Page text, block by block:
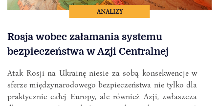
ANALIZY
Rosja wobec załamania systemu
bezpieczeństwa w Azji Centralnej
Atak Rosji na Ukrainę niesie za sobą konsekwencje w
sferze międzynarodowego bezpieczeństwa nie tylko dla
praktycznie całej Europy, ale również Azji, zwłaszcza